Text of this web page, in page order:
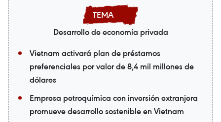
Desarrollo de economía privada
Vietnam activará plan de préstamos
preferenciales por valor de 8,4 mil millones de
dólares
Empresa petroquímica con inversión extranjera
promueve desarrollo sostenible en Vietnam